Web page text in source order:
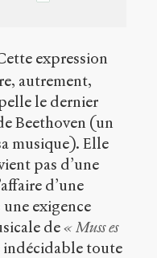
expression
autrement,
le dernier
Beethoven (un
musique). Elle
pas d’une
d’une
exigence
de« Muss es
indécidable toute